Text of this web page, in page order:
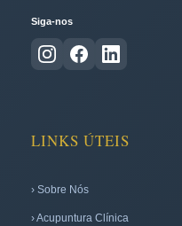
Siga-nos
LINKS ÚTEIS
› Sobre Nós
› Acupuntura Clínica